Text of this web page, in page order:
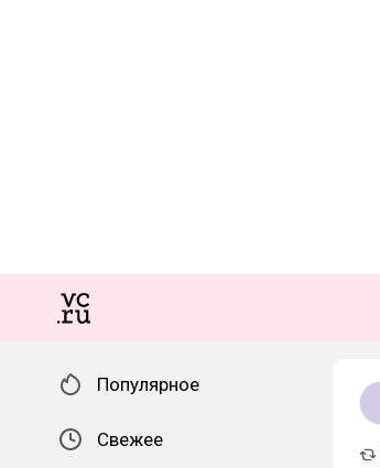
Популярное
Свежее